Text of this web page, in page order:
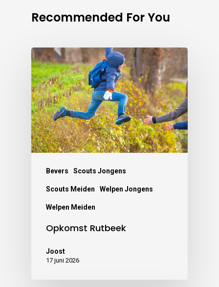
Recommended For You
Bevers Scouts Jongens
Scouts Meiden Welpen Jongens
Welpen Meiden
Opkomst Rutbeek
Joost
17 juni 2026